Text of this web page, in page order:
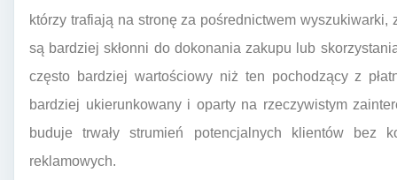
którzy trafiają na stronę za pośrednictwem
są bardziej skłonni do dokonania zakupu lub
często bardziej wartościowy niż ten pochodzący z
bardziej ukierunkowany i oparty na rzeczywistym
buduje trwały strumień potencjalnych klientów bez
reklamowych.